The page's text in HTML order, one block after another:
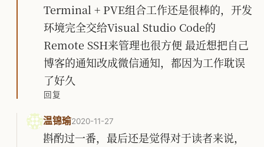
Terminal + PVE组合工作还是很棒的，开发
环境完全交给Visual Studio Code的
Remote SSH来管理也很方便 最近想把自己
博客的通知改成微信通知，都因为工作耽误
了好久
回复
温锦瑜2020-11-27
斟酌过一番，最后还是觉得对于读者来说，